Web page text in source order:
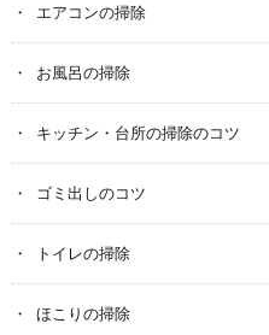
エアコンの掃除
お風呂の掃除
キッチン・台所の掃除のコツ
ゴミ出しのコツ
トイレの掃除
ほこりの掃除